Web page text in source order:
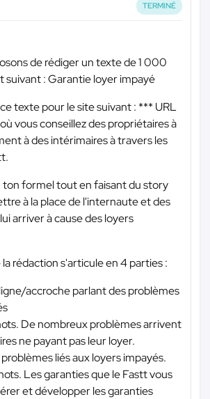
TERMINÉ
de rédiger un texte de 1 000
suivant : Garantie loyer impayé
texte pour le site suivant : *** URL
où vous conseillez des propriétaires à
à des intérimaires à travers les
ton formel tout en faisant du story
à la place de l'internaute et des
arriver à cause des loyers
rédaction s'articule en 4 parties :
accroche parlant des problèmes
De nombreux problèmes arrivent
ne payant pas leur loyer.
liés aux loyers impayés.
Les garanties que le Fastt vous
et développer les garanties